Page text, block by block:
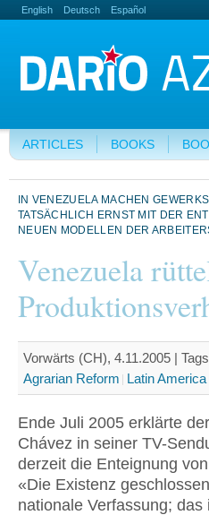
English Deutsch Español
ARTICLES BOOKS
IN VENEZUELA MACHEN
TATSÄCHLICH ERNST MIT DER
NEUEN MODELLEN DER
Venezuela
Vorwärts (CH), 4.11.2005 |
Agrarian Reform Latin America
Ende Juli 2005 erklärte
Chávez in seiner TV-
derzeit die Enteignung
«Die Existenz
nationale Verfassung;